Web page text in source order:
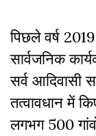
पिछले वर्ष
सार्वजनिक
सर्व आदिवासी
तत्वावधान में
लगभग 500